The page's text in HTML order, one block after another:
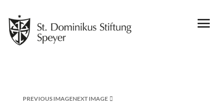
PREVIOUS IMAGENEXT IMAGE